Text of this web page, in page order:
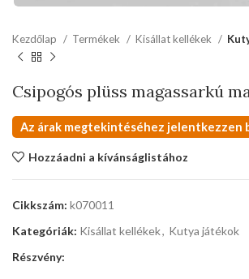
Kezdőlap Termékek Kisállat kellékek
Csipogós plüss magassarkú
Az árak megtekintéséhez jelentkezzen
Hozzáadni a kívánságlistához
Cikkszám: k070011
Kategóriák: Kisállat kellékek, Kutya játékok
Részvény: